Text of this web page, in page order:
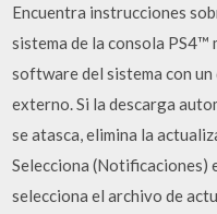
Encuentra instrucciones
sistema de la consola PS4™
software del sistema con
externo. Si la descarga
se atasca, elimina la
Selecciona (Notificaciones)
selecciona el archivo de